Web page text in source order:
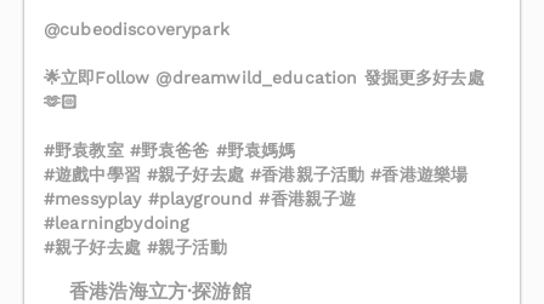
@cubeodiscoverypark
🌟立即Follow @dreamwild_education 發掘更多好去處
🫶🏻
#野袁教室 #野袁爸爸 #野袁媽媽
#遊戲中學習 #親子好去處 #香港親子活動 #香港遊樂場
#messyplay #playground #香港親子遊
#learningbydoing
#親子好去處 #親子活動
香港浩海立方·探游館